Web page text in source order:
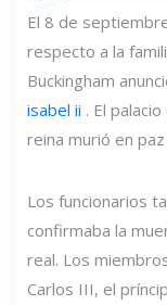
El 8 de
respecto a la
Buckingham
isabel ii . El
reina murió en
Los funcionarios
confirmaba la
real. Los
Carlos III, el